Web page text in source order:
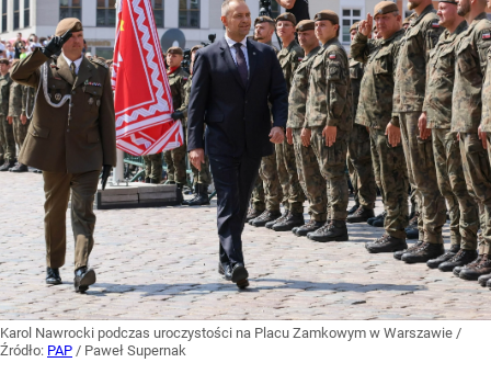
Karol Nawrocki podczas uroczystości na Placu Zamkowym w Warszawie /
Źródło: PAP / Paweł Supernak